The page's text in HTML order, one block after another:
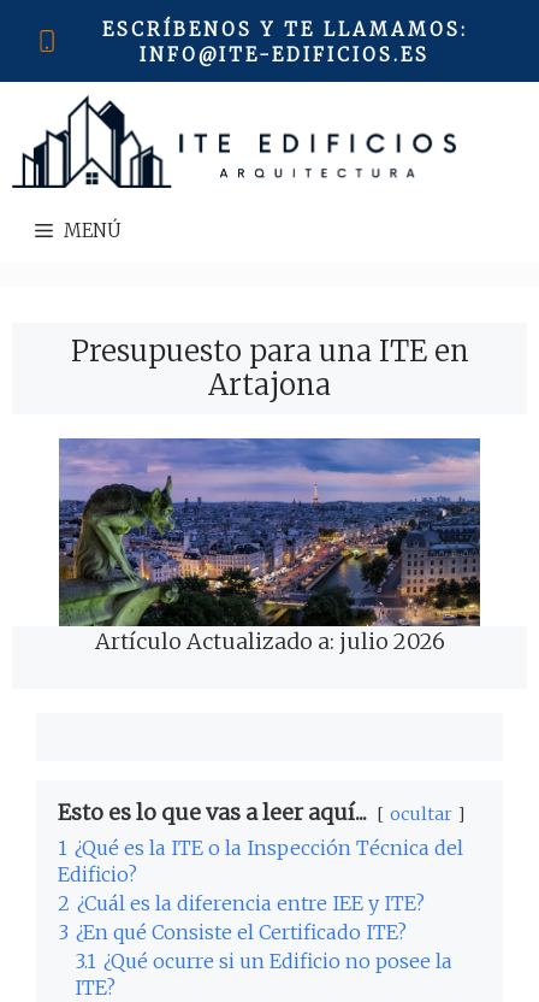
ESCRÍBENOS Y TE LLAMAMOS:
INFO@ITE-EDIFICIOS.ES
MENÚ
Presupuesto para una ITE en
Artajona
Artículo Actualizado a: julio 2026
Esto es lo que vas a leer aquí... ocultar
1 ¿Qué es la ITE o la Inspección Técnica del
Edificio?
2 ¿Cuál es la diferencia entre IEE y ITE?
3 ¿En qué Consiste el Certificado ITE?
3.1 ¿Qué ocurre si un Edificio no posee la
ITE?